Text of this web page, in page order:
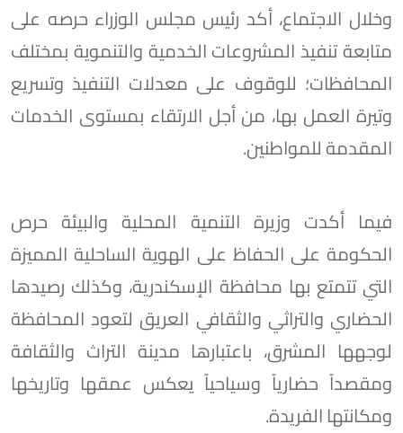
وخلال الاجتماع، أكد رئيس مجلس الوزراء حرصه على
متابعة تنفيذ المشروعات الخدمية والتنموية بمختلف
المحافظات؛ للوقوف على معدلات التنفيذ وتسريع
وتيرة العمل بها، من أجل الارتقاء بمستوى الخدمات
المقدمة للمواطنين.
فيما أكدت وزيرة التنمية المحلية والبيئة حرص
الحكومة على الحفاظ على الهوية الساحلية المميزة
التي تتمتع بها محافظة الإسكندرية، وكذلك رصيدها
الحضاري والتراثي والثقافي العريق لتعود المحافظة
لوجهها المشرق، باعتبارها مدينة التراث والثقافة
ومقصداً حضارياً وسياحياً يعكس عمقها وتاريخها
ومكانتها الفريدة.